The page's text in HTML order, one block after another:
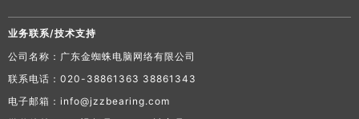
业务联系/技术支持
公司名称：广东金蜘蛛电脑网络有限公司
联系电话：020-38861363 38861343
电子邮箱：info@jzzbearing.com